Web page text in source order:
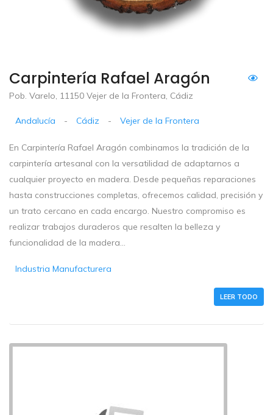
Carpintería Rafael Aragón
Pob. Varelo, 11150 Vejer de la Frontera, Cádiz
Andalucía - Cádiz - Vejer de la Frontera
En Carpintería Rafael Aragón combinamos la tradición de la
carpintería artesanal con la versatilidad de adaptarnos a
cualquier proyecto en madera. Desde pequeñas reparaciones
hasta construcciones completas, ofrecemos calidad, precisión y
un trato cercano en cada encargo. Nuestro compromiso es
realizar trabajos duraderos que resalten la belleza y
funcionalidad de la madera...
Industria Manufacturera
LEER TODO